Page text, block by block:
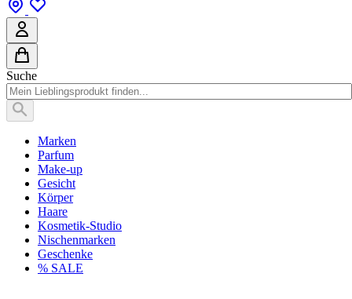
Suche
Marken
Parfum
Make-up
Gesicht
Körper
Haare
Kosmetik-Studio
Nischenmarken
Geschenke
% SALE